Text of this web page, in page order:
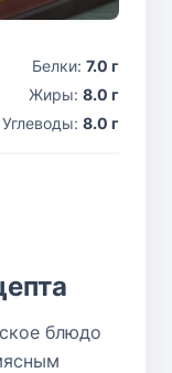
Белки: 7.0 г
Жиры: 8.0 г
Углеводы: 8.0 г
блюдо